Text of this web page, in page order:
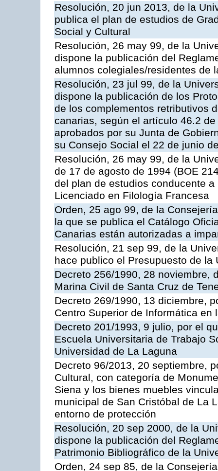
Resolución, 20 jun 2013, de la
publica el plan de estudios de
Social y Cultural
Resolución, 26 may 99, de la
dispone la publicación del
alumnos colegiales/residentes de
Resolución, 23 jul 99, de la
dispone la publicación de los
de los complementos retributivos
canarias, según el artículo 46.2
aprobados por su Junta de
su Consejo Social el 22 de junio
Resolución, 26 may 99, de la
de 17 de agosto de 1994 (BOE
del plan de estudios conducente
Licenciado en Filología Francesa
Orden, 25 ago 99, de la
la que se publica el Catálogo
Canarias están autorizadas a
Resolución, 21 sep 99, de la
hace publico el Presupuesto de
Decreto 256/1990, 28 noviembre,
Marina Civil de Santa Cruz de
Decreto 269/1990, 13 diciembre,
Centro Superior de Informática en
Decreto 201/1993, 9 julio, por el
Escuela Universitaria de Trabajo
Universidad de La Laguna
Decreto 96/2013, 20 septiembre,
Cultural, con categoría de
Siena y los bienes muebles
municipal de San Cristóbal de La
entorno de protección
Resolución, 20 sep 2000, de la
dispone la publicación del
Patrimonio Bibliográfico de la
Orden, 24 sep 85, de la